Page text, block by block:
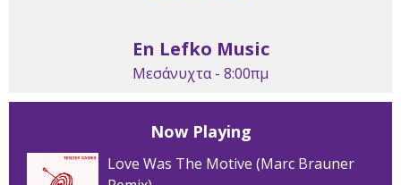
En Lefko Music
Μεσάνυχτα - 8:00πμ
Now Playing
Love Was The Motive (Marc Brauner